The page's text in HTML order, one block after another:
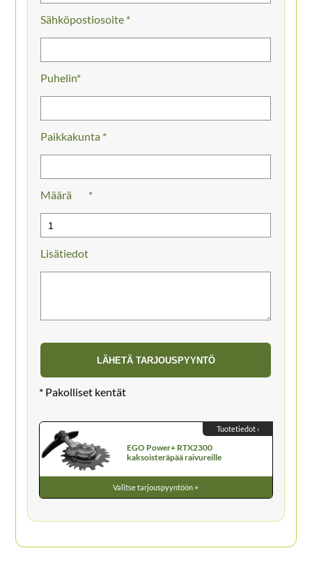
Sähköpostiosoite *
Puhelin
Paikkakunta *
Määrä
Lisätiedot
EGO Power+ RTX2300
kaksoisteräpää raivureille
Valitse tarjouspyyntöön +
Tuotetiedot ›